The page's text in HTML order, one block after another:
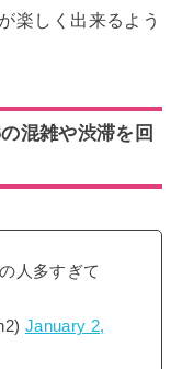
楽しく出来るよう
混雑や渋滞を回
人多すぎて
January 2,